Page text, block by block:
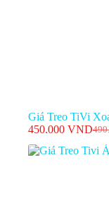
Giá Treo TiVi
Giá
gốc
450.000 VNDGiá
hiện